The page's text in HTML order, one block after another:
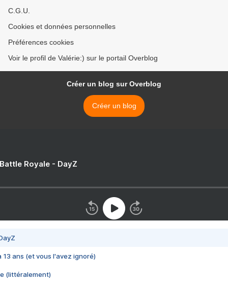
C.G.U.
Cookies et données personnelles
Préférences cookies
Voir le profil de Valérie:) sur le portail Overblog
Créer un blog sur Overblog
Créer un blog
Royale - DayZ
13 ans (et vous l'avez ignoré)
(littéralement)